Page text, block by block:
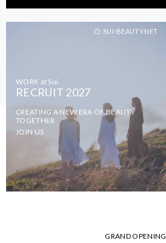
WORK at Sui
RECRUIT 2027
CREATING A NEW ERA OF BEAUTY
TOGETHER
JOIN US
SUI-BEAUTY.NET
GRAND OPENING